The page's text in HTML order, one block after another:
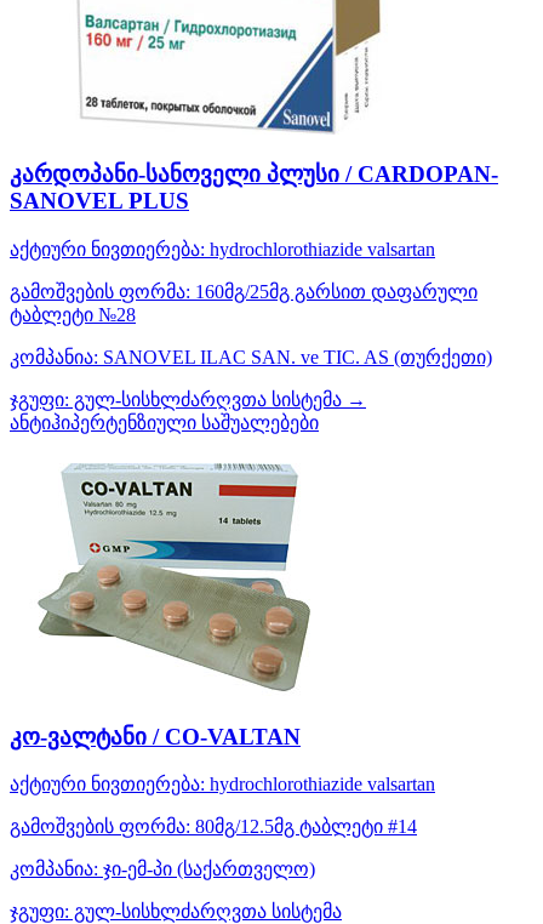
კარდოპანი-სანოველი პლუსი / CARDOPAN-
SANOVEL PLUS
აქტიური ნივთიერება: hydrochlorothiazide valsartan
გამოშვების ფორმა: 160მგ/25მგ გარსით დაფარული
ტაბლეტი №28
კომპანია: SANOVEL ILAC SAN. ve TIC. AS (თურქეთი)
ჯგუფი: გულ-სისხლძარღვთა სისტემა →
ანტიჰიპერტენზიული საშუალებები
კო-ვალტანი / CO-VALTAN
აქტიური ნივთიერება: hydrochlorothiazide valsartan
გამოშვების ფორმა: 80მგ/12.5მგ ტაბლეტი #14
კომპანია: ჯი-ემ-პი (საქართველო)
ჯგუფი: გულ-სისხლძარღვთა სისტემა